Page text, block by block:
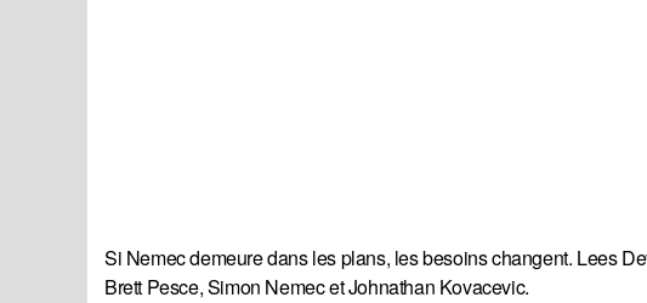
Si Nemec demeure dans les plans, les besoins changent. Lees
Brett Pesce, Simon Nemec et Johnathan Kovacevic.